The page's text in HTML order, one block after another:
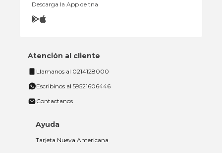
Descarga la App de tna
Atención al cliente
Llamanos al 0214128000
Escribinos al 59521606446
Contactanos
Ayuda
Tarjeta Nueva Americana